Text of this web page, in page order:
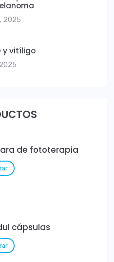
2025
y vitíligo
de fototerapia
cápsulas